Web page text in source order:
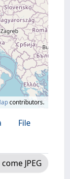
contributors.
File
JPEG